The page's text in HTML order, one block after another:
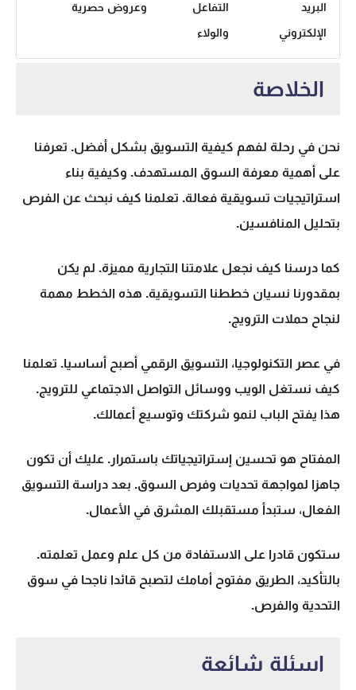
البريد
الإلكتروني
التفاعل
والولاء
وعروض حصرية
الخلاصة
نحن في رحلة لفهم كيفية التسويق بشكل أفضل. تعرفنا
على أهمية معرفة السوق المستهدف. وكيفية بناء
استراتيجيات تسويقية فعالة. تعلمنا كيف نبحث عن الفرص
بتحليل المنافسين.
كما درسنا كيف نجعل علامتنا التجارية مميزة. لم يكن
بمقدورنا نسيان خططنا التسويقية. هذه الخطط مهمة
لنجاح حملات الترويج.
في عصر التكنولوجيا، التسويق الرقمي أصبح أساسيا. تعلمنا
كيف نستغل الويب ووسائل التواصل الاجتماعي للترويج.
هذا يفتح الباب لنمو شركتك وتوسيع أعمالك.
المفتاح هو تحسين إستراتيجياتك باستمرار. عليك أن تكون
جاهزا لمواجهة تحديات وفرص السوق. بعد دراسة التسويق
الفعال، ستبدأ مستقبلك المشرق في الأعمال.
ستكون قادرا على الاستفادة من كل علم وعمل تعلمته.
بالتأكيد، الطريق مفتوح أمامك لتصبح قائدا ناجحا في سوق
التحدية والفرص.
اسئلة شائعة